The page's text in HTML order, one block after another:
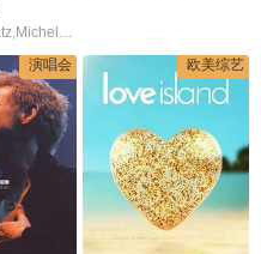
Evan Ross Katz,Michelle Buteau,Rachel Bloom
演唱会 欧美综艺